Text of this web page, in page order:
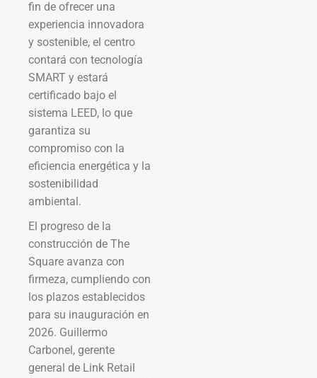
fin de ofrecer una
experiencia innovadora
y sostenible, el centro
contará con tecnología
SMART y estará
certificado bajo el
sistema LEED, lo que
garantiza su
compromiso con la
eficiencia energética y la
sostenibilidad
ambiental.
El progreso de la
construcción de The
Square avanza con
firmeza, cumpliendo con
los plazos establecidos
para su inauguración en
2026. Guillermo
Carbonel, gerente
general de Link Retail